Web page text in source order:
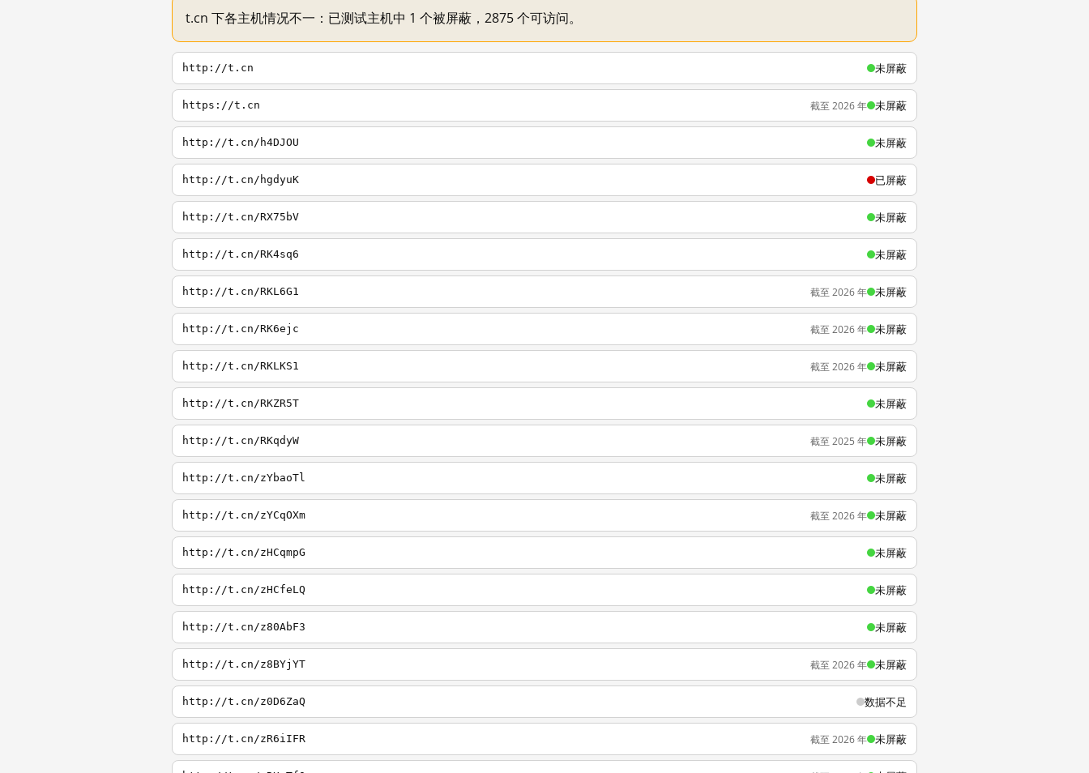
t.cn 下各主机情况不一：已测试主机中 1 个被屏蔽，2875 个可访问。
http://t.cn 未屏蔽
https://t.cn 截至 2026 年 未屏蔽
http://t.cn/h4DJOU 未屏蔽
http://t.cn/hgdyuK 已屏蔽
http://t.cn/RX75bV 未屏蔽
http://t.cn/RK4sq6 未屏蔽
http://t.cn/RKL6G1 截至 2026 年 未屏蔽
http://t.cn/RK6ejc 截至 2026 年 未屏蔽
http://t.cn/RKLKS1 截至 2026 年 未屏蔽
http://t.cn/RKZR5T 未屏蔽
http://t.cn/RKqdyW 截至 2025 年 未屏蔽
http://t.cn/zYbaoTl 未屏蔽
http://t.cn/zYCqOXm 截至 2026 年 未屏蔽
http://t.cn/zHCqmpG 未屏蔽
http://t.cn/zHCfeLQ 未屏蔽
http://t.cn/z80AbF3 未屏蔽
http://t.cn/z8BYjYT 截至 2026 年 未屏蔽
http://t.cn/z0D6ZaQ 数据不足
http://t.cn/zR6iIFR 截至 2026 年 未屏蔽